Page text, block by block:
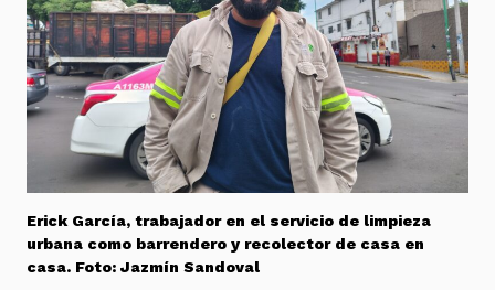
Erick García, trabajador en el servicio de limpieza
urbana como barrendero y recolector de casa en
casa. Foto: Jazmín Sandoval